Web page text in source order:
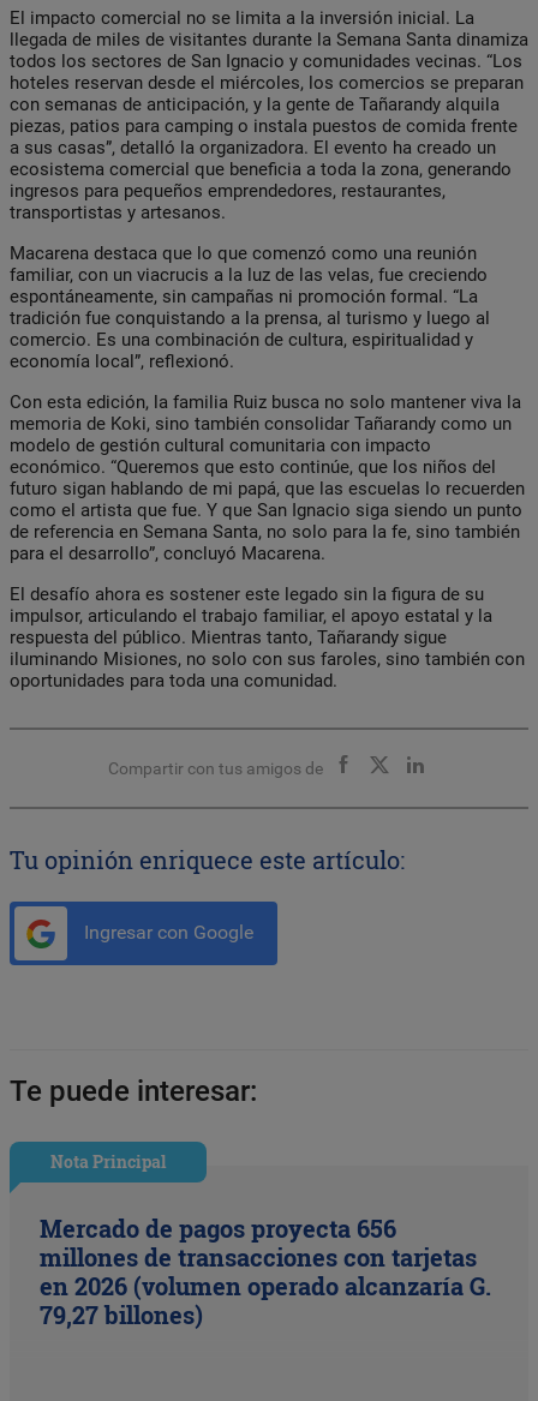
El impacto comercial no se limita a la inversión inicial. La
llegada de miles de visitantes durante la Semana Santa dinamiza
todos los sectores de San Ignacio y comunidades vecinas. “Los
hoteles reservan desde el miércoles, los comercios se preparan
con semanas de anticipación, y la gente de Tañarandy alquila
piezas, patios para camping o instala puestos de comida frente
a sus casas”, detalló la organizadora. El evento ha creado un
ecosistema comercial que beneficia a toda la zona, generando
ingresos para pequeños emprendedores, restaurantes,
transportistas y artesanos.
Macarena destaca que lo que comenzó como una reunión
familiar, con un viacrucis a la luz de las velas, fue creciendo
espontáneamente, sin campañas ni promoción formal. “La
tradición fue conquistando a la prensa, al turismo y luego al
comercio. Es una combinación de cultura, espiritualidad y
economía local”, reflexionó.
Con esta edición, la familia Ruiz busca no solo mantener viva la
memoria de Koki, sino también consolidar Tañarandy como un
modelo de gestión cultural comunitaria con impacto
económico. “Queremos que esto continúe, que los niños del
futuro sigan hablando de mi papá, que las escuelas lo recuerden
como el artista que fue. Y que San Ignacio siga siendo un punto
de referencia en Semana Santa, no solo para la fe, sino también
para el desarrollo”, concluyó Macarena.
El desafío ahora es sostener este legado sin la figura de su
impulsor, articulando el trabajo familiar, el apoyo estatal y la
respuesta del público. Mientras tanto, Tañarandy sigue
iluminando Misiones, no solo con sus faroles, sino también con
oportunidades para toda una comunidad.
Compartir con tus amigos de
Tu opinión enriquece este artículo:
Ingresar con Google
Te puede interesar:
Nota Principal
Mercado de pagos proyecta 656
millones de transacciones con tarjetas
en 2026 (volumen operado alcanzaría G.
79,27 billones)